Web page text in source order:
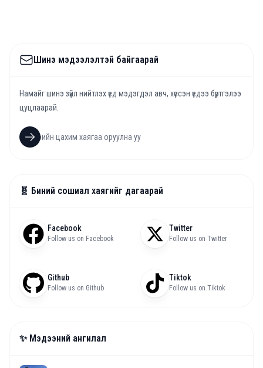
Шинэ мэдээлэлтэй байгаарай
Намайг шинэ зүйл нийтлэх үед мэдэгдэл авч, хүссэн үедээ бүртгэлээ
цуцлаарай.
🧬 Биний сошиал хаягийг дагаарай
Facebook
Follow us on Facebook
Twitter
Follow us on Twitter
Github
Follow us on Github
Tiktok
Follow us on Tiktok
✨ Мэдээний ангилал